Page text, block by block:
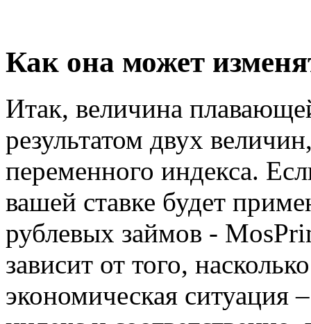
Как она может
Итак, величина
результатом двух
переменного индекса.
вашей ставке будет
рублевых займов -
зависит от того,
экономическая